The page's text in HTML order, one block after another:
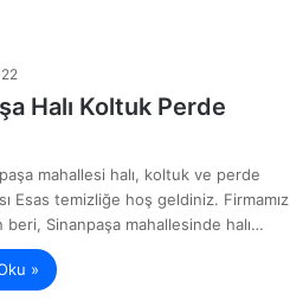
Halı Koltuk Perde
mahallesi halı, koltuk ve perde
Esas temizliğe hoş geldiniz. Firmamız
beri, Sinanpaşa mahallesinde halı…
»